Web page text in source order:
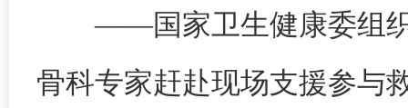
——国家卫生健康委组
骨科专家赶赴现场支援参与